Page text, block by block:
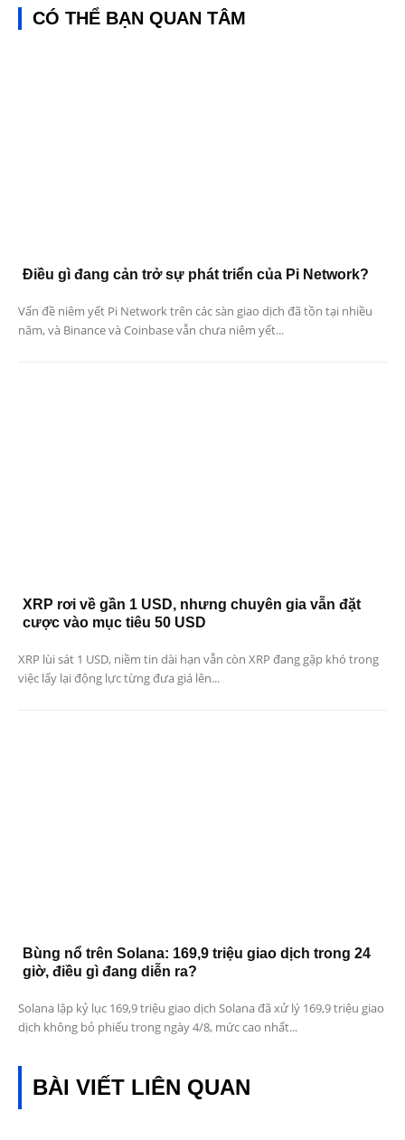
CÓ THỂ BẠN QUAN TÂM
Điều gì đang cản trở sự phát triển của Pi Network?
Vấn đề niêm yết Pi Network trên các sàn giao dịch đã tồn tại nhiều
năm, và Binance và Coinbase vẫn chưa niêm yết...
XRP rơi về gần 1 USD, nhưng chuyên gia vẫn đặt
cược vào mục tiêu 50 USD
XRP lùi sát 1 USD, niềm tin dài hạn vẫn còn XRP đang gặp khó trong
việc lấy lại động lực từng đưa giá lên...
Bùng nổ trên Solana: 169,9 triệu giao dịch trong 24
giờ, điều gì đang diễn ra?
Solana lập kỷ lục 169,9 triệu giao dịch Solana đã xử lý 169,9 triệu giao
dịch không bỏ phiếu trong ngày 4/8, mức cao nhất...
BÀI VIẾT LIÊN QUAN